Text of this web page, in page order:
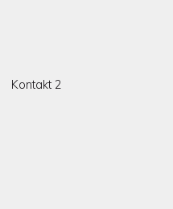
Kontakt 2